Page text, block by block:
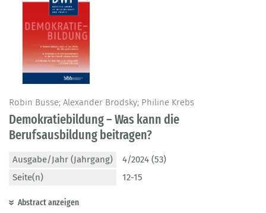
Robin Busse; Alexander Brodsky; Philine Krebs
Demokratiebildung – Was kann die
Berufsausbildung beitragen?
Ausgabe/Jahr (Jahrgang)
4/2024 (53)
Seite(n)
12-15
Abstract anzeigen